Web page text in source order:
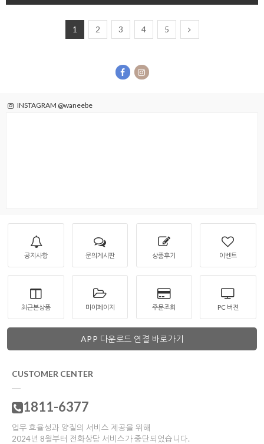
1 2 3 4 5
INSTAGRAM @waneebe
공지사항 문의게시판 상품후기 이벤트
최근본상품 마이페이지 주문조회 PC 버젼
APP 다운로드 연결 바로가기
CUSTOMER CENTER
1811-6377
업무 효율성과 양질의 서비스 제공을 위해
2024년 8월부터 전화상담 서비스가 중단되었습니다.